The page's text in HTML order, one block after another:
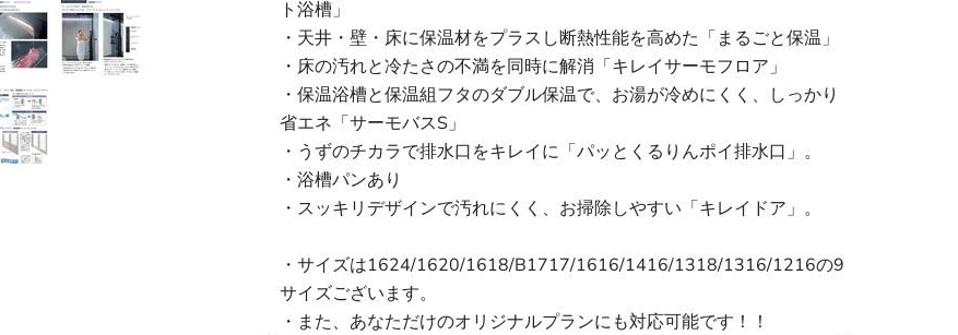
ト浴槽」
・天井・壁・床に保温材をプラスし断熱性能を高めた「まるごと保温」
・床の汚れと冷たさの不満を同時に解消「キレイサーモフロア」
・保温浴槽と保温組フタのダブル保温で、お湯が冷めにくく、しっかり
省エネ「サーモバスS」
・うずのチカラで排水口をキレイに「パッとくるりんポイ排水口」。
・浴槽パンあり
・スッキリデザインで汚れにくく、お掃除しやすい「キレイドア」。
・サイズは1624/1620/1618/B1717/1616/1416/1318/1316/1216の9
サイズございます。
・また、あなただけのオリジナルプランにも対応可能です！！